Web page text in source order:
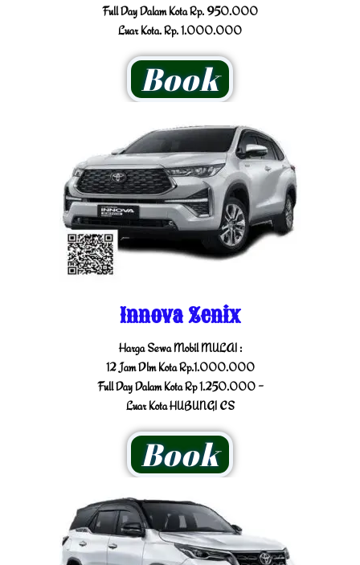
Full Day Dalam Kota Rp. 950.000
Luar Kota. Rp. 1.000.000
Book
Innova Zenix
Harga Sewa Mobil MULAI :
12 Jam Dlm Kota Rp.1.000.000
Full Day Dalam Kota Rp 1.250.000 -
Luar Kota HUBUNGI CS
Book